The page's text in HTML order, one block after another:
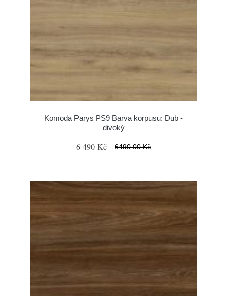
Komoda Parys PS9 Barva korpusu: Dub -
divoký
6 490 Kč 6490.00 Kč